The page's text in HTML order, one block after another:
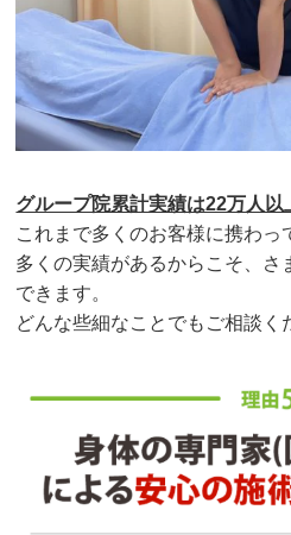
グループ院累計実績は22万人以
これまで多くのお客様に携わっ
多くの実績があるからこそ、さ
できます。
どんな些細なことでもご相談く